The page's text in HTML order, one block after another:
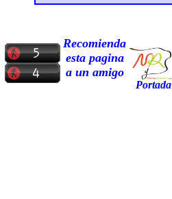
Recomienda
esta pagina
a un amigo
Portada